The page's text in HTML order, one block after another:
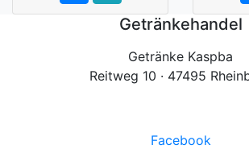
Getränkehandel
Getränke Kaspba
Reitweg 10 · 47495
Facebook